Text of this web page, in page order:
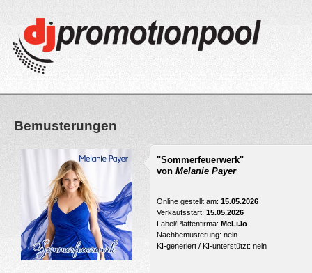
Bemusterungen
"Sommerfeuerwerk"
von Melanie Payer
Online gestellt am: 15.05.2026
Verkaufsstart: 15.05.2026
Label/Plattenfirma: MeLiJo
Nachbemusterung: nein
KI-generiert / KI-unterstützt: nein